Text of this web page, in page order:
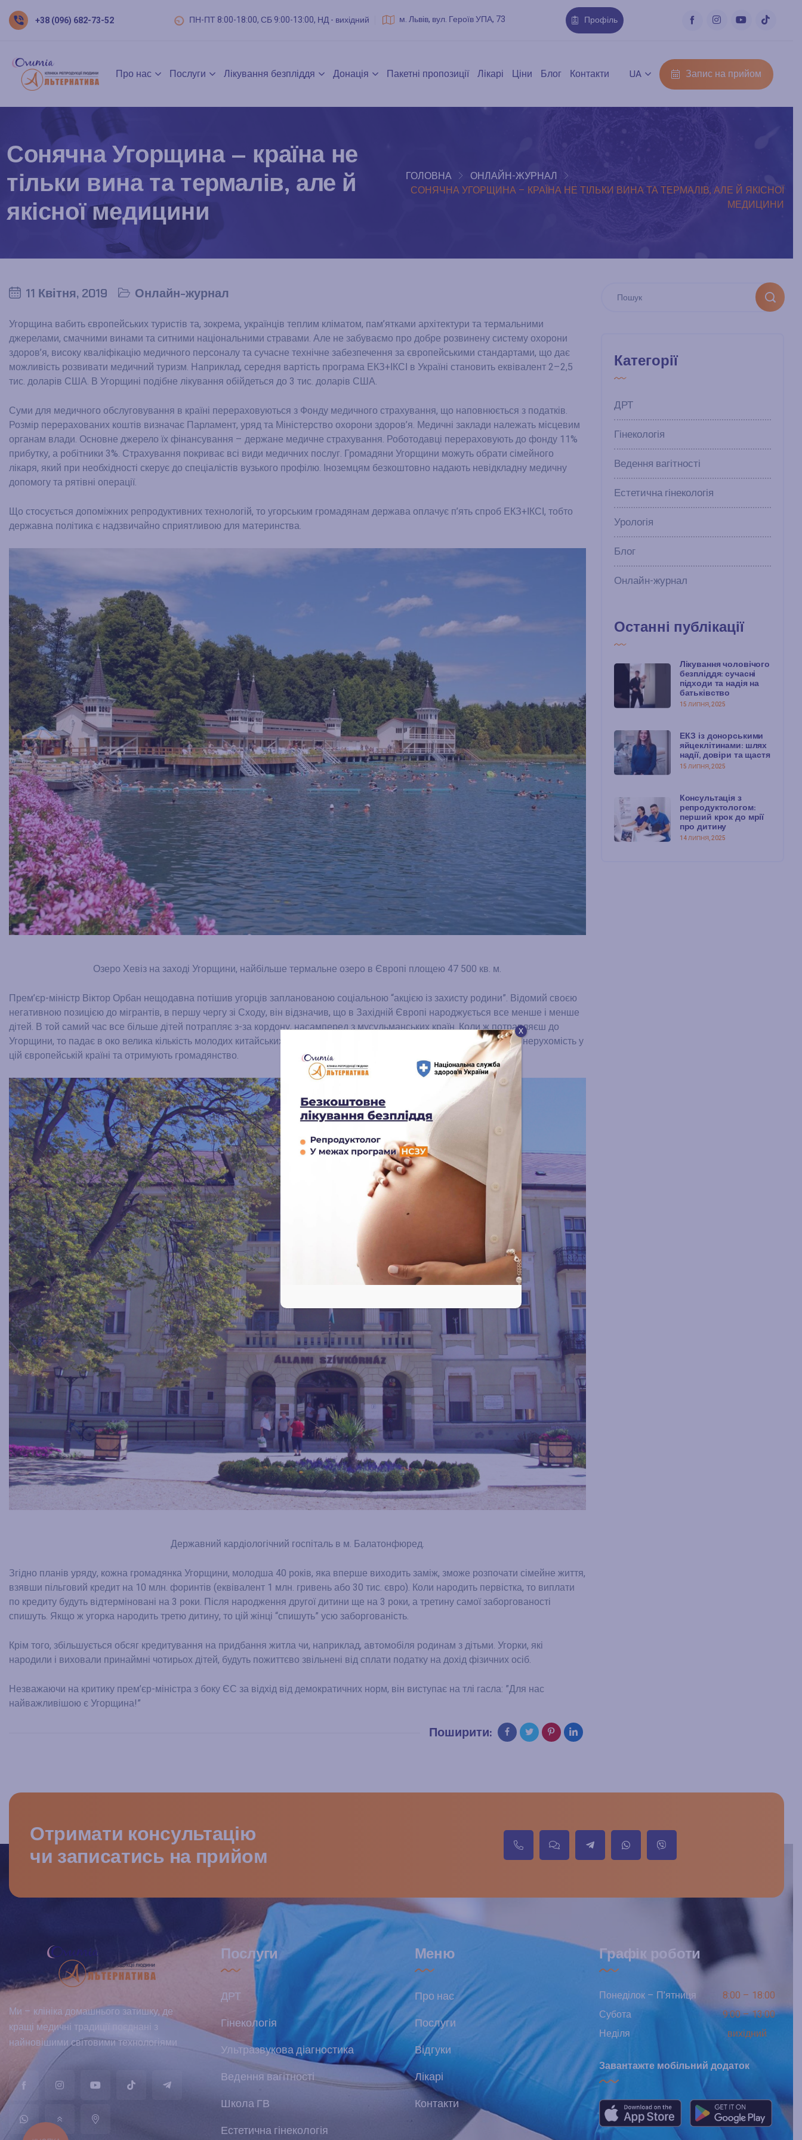
+38 (096) 682-73-52 ПН-ПТ 8:00-18:00, СБ 9:00-13:00, НД - вихідний м. Львів, вул. Героїв УПА, 73 Профіль
Про нас Послуги Лікування безпліддя Донація Пакетні пропозиції Лікарі Ціни Блог Контакти UA Запис на прийом
Сонячна Угорщина – країна не
тільки вина та термалів, але й
якісної медицини
ГОЛОВНА
ОНЛАЙН-ЖУРНАЛ
СОНЯЧНА УГОРЩИНА – КРАЇНА НЕ ТІЛЬКИ ВИНА ТА ТЕРМАЛІВ, АЛЕ Й ЯКІСНОЇ
МЕДИЦИНИ
11 Квітня, 2019 Онлайн-журнал
Угорщина вабить європейських туристів та, зокрема, українців теплим кліматом, пам’ятками архітектури та термальними
джерелами, смачними винами та ситними національними стравами. Але не забуваємо про добре розвинену систему охорони
здоров’я, високу кваліфікацію медичного персоналу та сучасне технічне забезпечення за європейськими стандартами, що дає
можливість розвивати медичний туризм. Наприклад, середня вартість програма ЕКЗ+ІКСІ в Україні становить еквівалент 2–2,5
тис. доларів США. В Угорщині подібне лікування обійдеться до 3 тис. доларів США.
Суми для медичного обслуговування в країні перераховуються з Фонду медичного страхування, що наповнюється з податків.
Розмір перерахованих коштів визначає Парламент, уряд та Міністерство охорони здоров’я. Медичні заклади належать місцевим
органам влади. Основне джерело їх фінансування – держане медичне страхування. Роботодавці перераховують до фонду 11%
прибутку, а робітники 3%. Страхування покриває всі види медичних послуг. Громадяни Угорщини можуть обрати сімейного
лікаря, який при необхідності скерує до спеціалістів вузького профілю. Іноземцям безкоштовно надають невідкладну медичну
допомогу та рятівні операції.
Що стосується допоміжних репродуктивних технологій, то угорським громадянам держава оплачує п’ять спроб ЕКЗ+ІКСІ, тобто
державна політика є надзвичайно сприятливою для материнства.
Озеро Хевіз на заході Угорщини, найбільше термальне озеро в Європі площею 47 500 кв. м.
Прем’єр-міністр Віктор Орбан нещодавна потішив угорців запланованою соціальною “акцією із захисту родини”. Відомий своєю
негативною позицією до мігрантів, в першу чергу зі Сходу, він відзначив, що в Західній Європі народжується все менше і менше
дітей. В той самий час все більше дітей потрапляє з-за кордону, насамперед з мусульманських країн. Коли ж потрапляєш до
Угорщини, то падає в око велика кількість молодих китайських жінок з дітьми. Виявляється, китайці активно купують нерухомість у
цій європейській країні та отримують громадянство.
Державний кардіологічний госпіталь в м. Балатонфюред.
Згідно планів уряду, кожна громадянка Угорщини, молодша 40 років, яка вперше виходить заміж, зможе розпочати сімейне життя,
взявши пільговий кредит на 10 млн. форинтів (еквівалент 1 млн. гривень або 30 тис. євро). Коли народить первістка, то виплати
по кредиту будуть відтерміновані на 3 роки. Після народження другої дитини ще на 3 роки, а третину самої заборгованості
спишуть. Якщо ж угорка народить третю дитину, то цій жінці “спишуть” усю заборгованість.
Крім того, збільшується обсяг кредитування на придбання житла чи, наприклад, автомобіля родинам з дітьми. Угорки, які
народили і виховали принаймні чотирьох дітей, будуть пожиттєво звільнені від сплати податку на дохід фізичних осіб.
Незважаючи на критику прем’єр-міністра з боку ЄС за відхід від демократичних норм, він виступає на тлі гасла: ”Для нас
найважливішою є Угорщина!”
Поширити:
Категорії
ДРТ
Гінекологія
Ведення вагітності
Естетична гінекологія
Урологія
Блог
Онлайн-журнал
Останні публікації
Лікування чоловічого
безпліддя: сучасні
підходи та надія на
батьківство
15 ЛИПНЯ, 2025
ЕКЗ із донорськими
яйцеклітинами: шлях
надії, довіри та щастя
15 ЛИПНЯ, 2025
Консультація з
репродуктологом:
перший крок до мрії
про дитину
14 ЛИПНЯ, 2025
Отримати консультацію
чи записатись на прийом
Ми – клініка домашнього затишку, де
кращі медичні традиції поєднані з
найновішими світовими технологіями
Послуги
ДРТ
Гінекологія
Ультразвукова діагностика
Ведення вагітності
Школа ГВ
Естетична гінекологія
Меню
Про нас
Послуги
Відгуки
Лікарі
Контакти
Графік роботи
Понеділок – П’ятниця
8:00 – 18:00
Субота
9:00 – 13:00
Неділя
вихідний
Завантажте мобільний додаток
Х